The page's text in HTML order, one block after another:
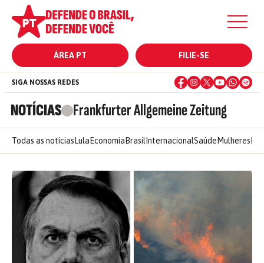
ÁREA PT FILIE-SE
NOTÍCIAS Frankfurter Allgemeine Zeitung
SIGA NOSSAS REDES
Todas as notícias Lula Economia Brasil InternacionalSaúde Mulheres